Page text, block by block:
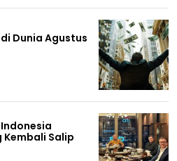
Dunia Agustus
Kembali Salip